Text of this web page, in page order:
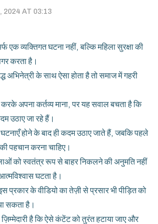
2024 AT 03:13
एक व्यक्तिगत घटना नहीं, बल्कि महिला सुरक्षा की
करता है।
अभिनेत्री के साथ ऐसा होता है तो समाज में गहरी
करके अपना कर्तव्य माना, पर यह सवाल बचता है कि
उठाए जा रहे हैं।
होने के बाद ही कदम उठाए जाते हैं, जबकि पहले
पहचान करना चाहिए।
को स्वतंत्र रूप से बाहर निकलने की अनुमति नहीं
घटता है।
प्रकार के वीडियो का तेज़ी से प्रसार भी पीड़ित को
सकता है।
है कि ऐसे कंटेंट को तुरंत हटाया जाए और